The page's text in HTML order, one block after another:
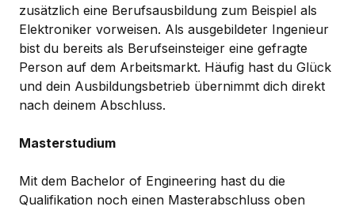
zusätzlich eine Berufsausbildung zum Beispiel als
Elektroniker vorweisen. Als ausgebildeter Ingenieur
bist du bereits als Berufseinsteiger eine gefragte
Person auf dem Arbeitsmarkt. Häufig hast du Glück
und dein Ausbildungsbetrieb übernimmt dich direkt
nach deinem Abschluss.
Masterstudium
Mit dem Bachelor of Engineering hast du die
Qualifikation noch einen Masterabschluss oben